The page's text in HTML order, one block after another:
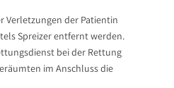
Verletzungen der Patientin
Spreizer entfernt werden.
bei der Rettung
im Anschluss die